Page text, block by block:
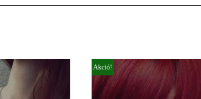
Akció!